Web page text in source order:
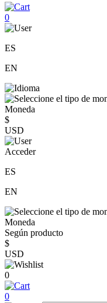
0
ES
EN
Moneda
$
USD
Acceder
ES
EN
Moneda
Según producto
$
USD
0
0